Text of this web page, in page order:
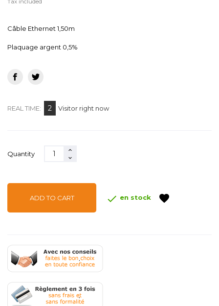
Câble Ethernet 1,50m
Plaquage argent 0,5%
REAL TIME: 2 Visitor right now
Quantity
ADD TO CART  en stock favorite
.
.